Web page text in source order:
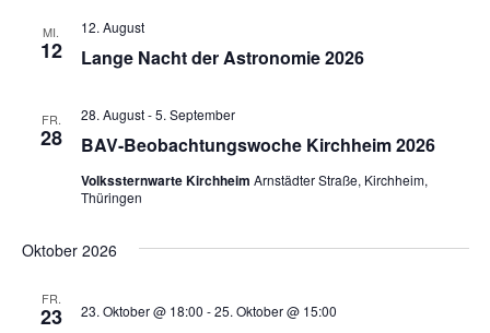
MI.
12 Lange Nacht der Astronomie 2026
12. August
FR.
28 BAV-Beobachtungswoche Kirchheim 2026
28. August-5. September
Volkssternwarte Kirchheim Arnstädter Straße, Kirchheim,
Thüringen
Oktober 2026
FR.
23 23. Oktober @ 18:00 -25. Oktober @ 15:00